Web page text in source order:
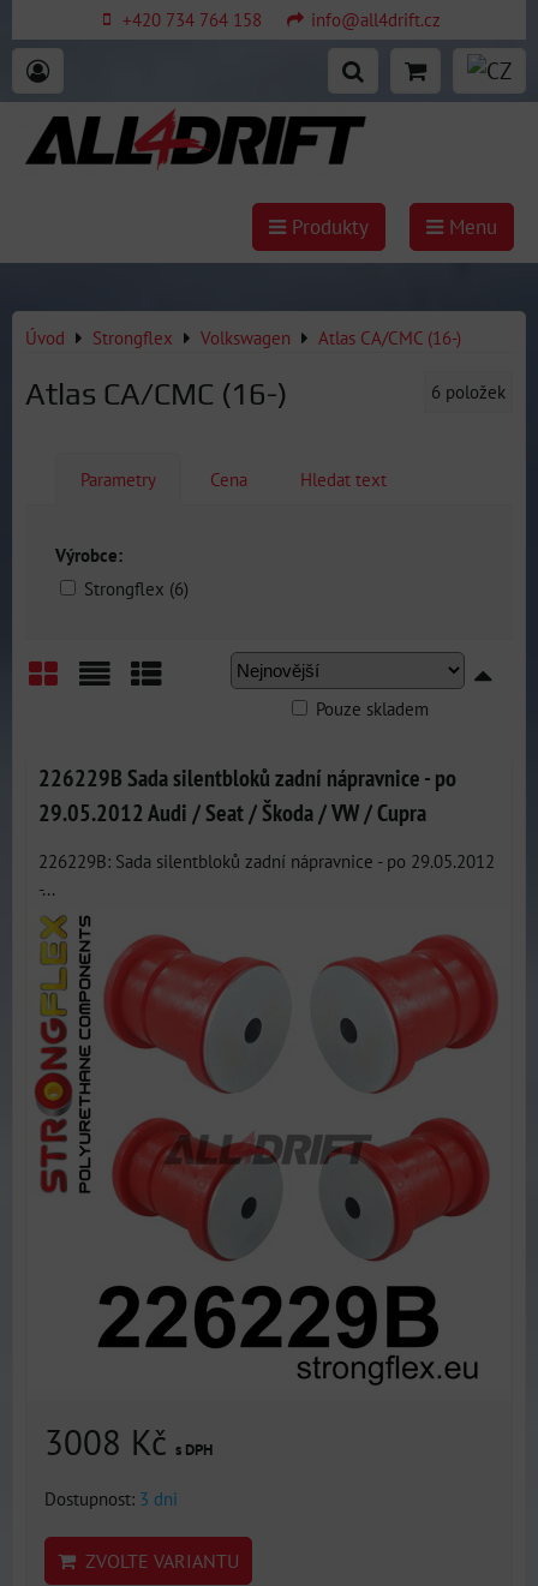
+420 734 764 158 info@all4drift.cz
Produkty Menu
Úvod Strongflex Volkswagen Atlas CA/CMC (16-)
Atlas CA/CMC (16-) 6 položek
Parametry Cena Hledat text
Výrobce:
Strongflex (6)
Pouze skladem
226229B Sada silentbloků zadní nápravnice - po
29.05.2012 Audi / Seat / Škoda / VW / Cupra
226229B: Sada silentbloků zadní nápravnice - po 29.05.2012
-...
3008 Kč s DPH
Dostupnost: 3 dni
ZVOLTE VARIANTU